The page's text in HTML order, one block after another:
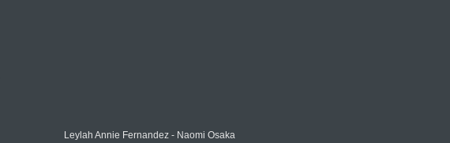
Leylah Annie Fernandez - Naomi Osaka